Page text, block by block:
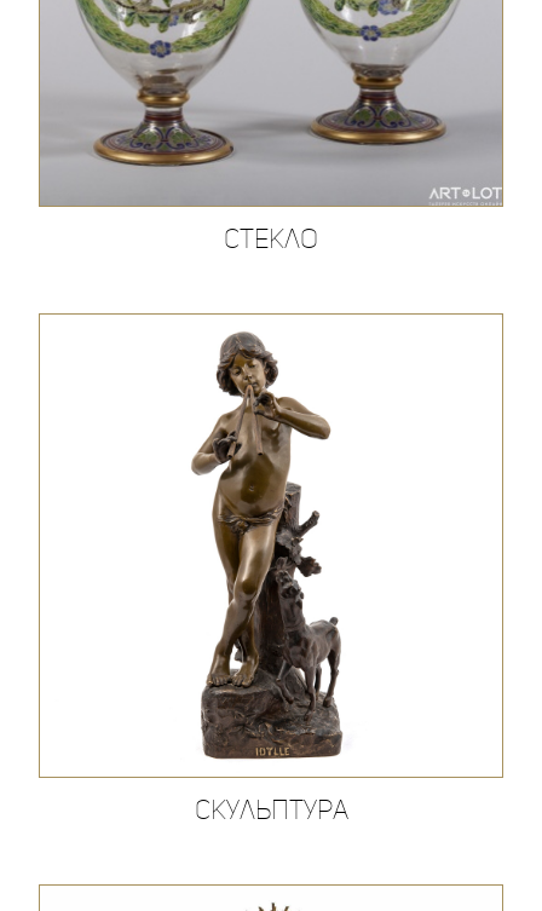
Стекло
Скульптура